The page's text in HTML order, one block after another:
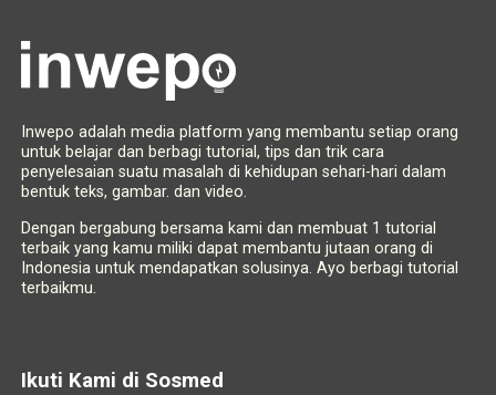
Inwepo adalah media platform yang membantu setiap orang
untuk belajar dan berbagi tutorial, tips dan trik cara
penyelesaian suatu masalah di kehidupan sehari-hari dalam
bentuk teks, gambar. dan video.
Dengan bergabung bersama kami dan membuat 1 tutorial
terbaik yang kamu miliki dapat membantu jutaan orang di
Indonesia untuk mendapatkan solusinya. Ayo berbagi tutorial
terbaikmu.
Ikuti Kami di Sosmed